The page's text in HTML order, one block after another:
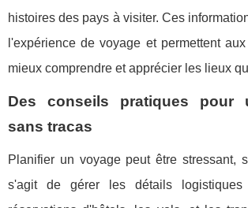
histoires des pays à visiter. Ces
l'expérience de voyage et permettent
mieux comprendre et apprécier les lieux
Des conseils pratiques pour
sans tracas
Planifier un voyage peut être stressant,
s'agit de gérer les détails